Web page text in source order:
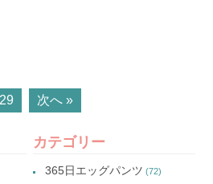
29 次へ »
カテゴリー
365日エッグパンツ (72)